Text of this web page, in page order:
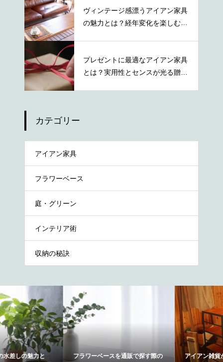
ヴィンテージ感漂うアイアン家具
の魅力とは？経年変化を楽しむ秘
プレゼントに最適なアイアン家具
とは？実用性とセンスが光る贈り
カテゴリー
アイアン家具
フラワーベース
庭・グリーン
インテリア術
収納の秘訣
フラワーベースを通販で探す際の アイアン雑貨が与える印象とは？